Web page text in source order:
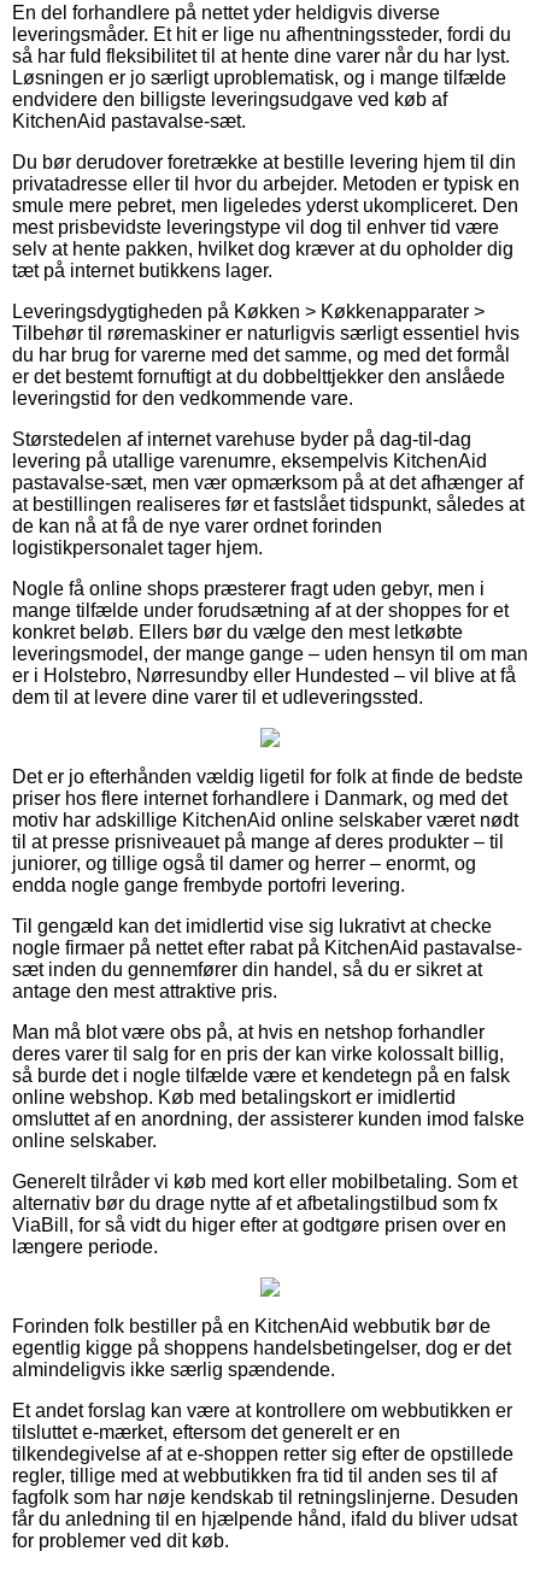
En del forhandlere på nettet yder heldigvis diverse
leveringsmåder. Et hit er lige nu afhentningssteder, fordi du
så har fuld fleksibilitet til at hente dine varer når du har lyst.
Løsningen er jo særligt uproblematisk, og i mange tilfælde
endvidere den billigste leveringsudgave ved køb af
KitchenAid pastavalse-sæt.
Du bør derudover foretrække at bestille levering hjem til din
privatadresse eller til hvor du arbejder. Metoden er typisk en
smule mere pebret, men ligeledes yderst ukompliceret. Den
mest prisbevidste leveringstype vil dog til enhver tid være
selv at hente pakken, hvilket dog kræver at du opholder dig
tæt på internet butikkens lager.
Leveringsdygtigheden på Køkken > Køkkenapparater >
Tilbehør til røremaskiner er naturligvis særligt essentiel hvis
du har brug for varerne med det samme, og med det formål
er det bestemt fornuftigt at du dobbelttjekker den anslåede
leveringstid for den vedkommende vare.
Størstedelen af internet varehuse byder på dag-til-dag
levering på utallige varenumre, eksempelvis KitchenAid
pastavalse-sæt, men vær opmærksom på at det afhænger af
at bestillingen realiseres før et fastslået tidspunkt, således at
de kan nå at få de nye varer ordnet forinden
logistikpersonalet tager hjem.
Nogle få online shops præsterer fragt uden gebyr, men i
mange tilfælde under forudsætning af at der shoppes for et
konkret beløb. Ellers bør du vælge den mest letkøbte
leveringsmodel, der mange gange – uden hensyn til om man
er i Holstebro, Nørresundby eller Hundested – vil blive at få
dem til at levere dine varer til et udleveringssted.
Det er jo efterhånden vældig ligetil for folk at finde de bedste
priser hos flere internet forhandlere i Danmark, og med det
motiv har adskillige KitchenAid online selskaber været nødt
til at presse prisniveauet på mange af deres produkter – til
juniorer, og tillige også til damer og herrer – enormt, og
endda nogle gange frembyde portofri levering.
Til gengæld kan det imidlertid vise sig lukrativt at checke
nogle firmaer på nettet efter rabat på KitchenAid pastavalse-
sæt inden du gennemfører din handel, så du er sikret at
antage den mest attraktive pris.
Man må blot være obs på, at hvis en netshop forhandler
deres varer til salg for en pris der kan virke kolossalt billig,
så burde det i nogle tilfælde være et kendetegn på en falsk
online webshop. Køb med betalingskort er imidlertid
omsluttet af en anordning, der assisterer kunden imod falske
online selskaber.
Generelt tilråder vi køb med kort eller mobilbetaling. Som et
alternativ bør du drage nytte af et afbetalingstilbud som fx
ViaBill, for så vidt du higer efter at godtgøre prisen over en
længere periode.
Forinden folk bestiller på en KitchenAid webbutik bør de
egentlig kigge på shoppens handelsbetingelser, dog er det
almindeligvis ikke særlig spændende.
Et andet forslag kan være at kontrollere om webbutikken er
tilsluttet e-mærket, eftersom det generelt er en
tilkendegivelse af at e-shoppen retter sig efter de opstillede
regler, tillige med at webbutikken fra tid til anden ses til af
fagfolk som har nøje kendskab til retningslinjerne. Desuden
får du anledning til en hjælpende hånd, ifald du bliver udsat
for problemer ved dit køb.